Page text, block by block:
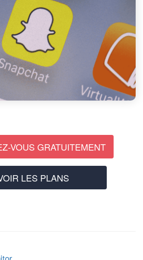
VOUS GRATUITEMENT
LES PLANS